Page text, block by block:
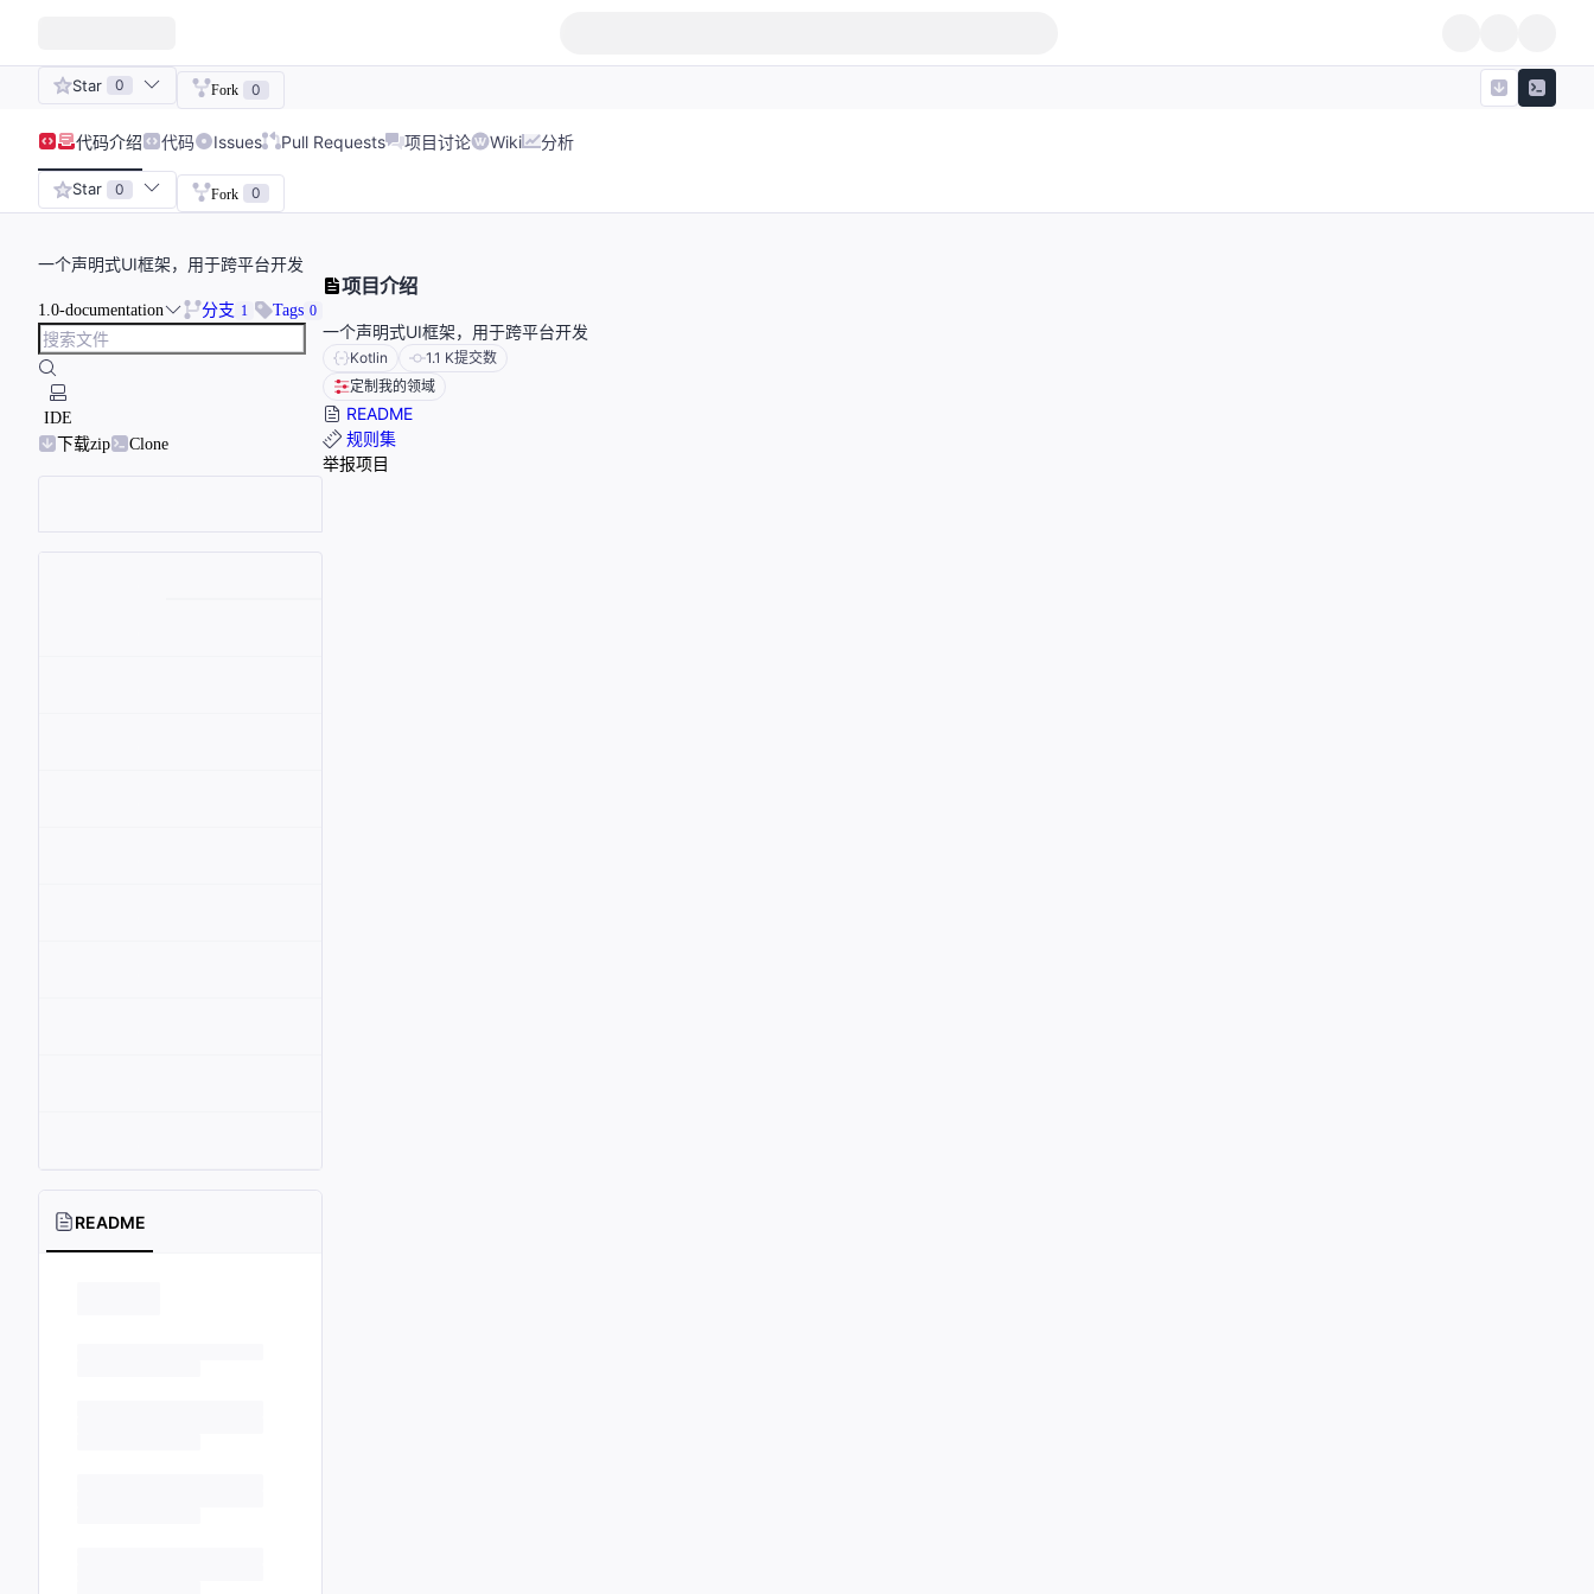
Star 0 Fork 0
代码介绍 代码 Issues Pull Requests 项目讨论 Wiki 分析
Star 0 Fork 0
一个声明式UI框架，用于跨平台开发
1.0-documentation 分支 1 Tags 0
IDE
下载zip
Clone
README
项目介绍
一个声明式UI框架，用于跨平台开发
Kotlin 1.1 K提交数
定制我的领域
README
规则集
举报项目